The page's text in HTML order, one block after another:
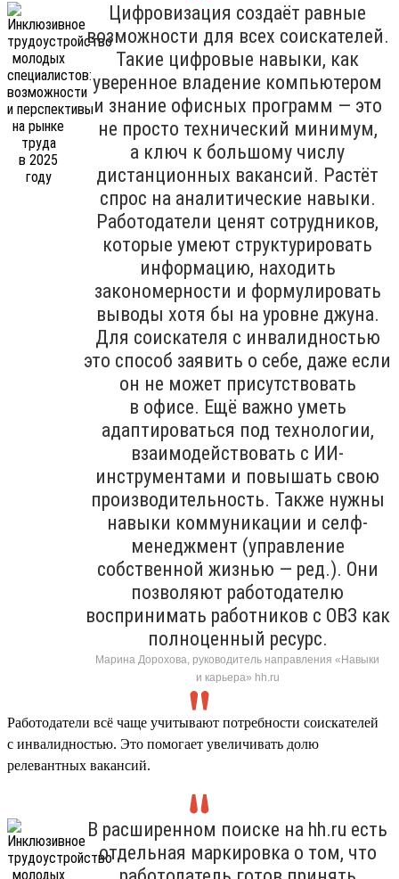
Цифровизация создаёт равные
возможности для всех соискателей.
Такие цифровые навыки, как
уверенное владение компьютером
и знание офисных программ — это
не просто технический минимум,
а ключ к большому числу
дистанционных вакансий. Растёт
спрос на аналитические навыки.
Работодатели ценят сотрудников,
которые умеют структурировать
информацию, находить
закономерности и формулировать
выводы хотя бы на уровне джуна.
Для соискателя с инвалидностью
это способ заявить о себе, даже если
он не может присутствовать
в офисе. Ещё важно уметь
адаптироваться под технологии,
взаимодействовать с ИИ-
инструментами и повышать свою
производительность. Также нужны
навыки коммуникации и селф-
менеджмент (управление
собственной жизнью — ред.). Они
позволяют работодателю
воспринимать работников с ОВЗ как
полноценный ресурс.
Марина Дорохова, руководитель направления «Навыки
и карьера» hh.ru
Работодатели всё чаще учитывают потребности соискателей
с инвалидностью. Это помогает увеличивать долю
релевантных вакансий.
В расширенном поиске на hh.ru есть
отдельная маркировка о том, что